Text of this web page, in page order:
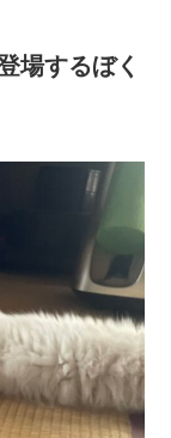
場するぼく